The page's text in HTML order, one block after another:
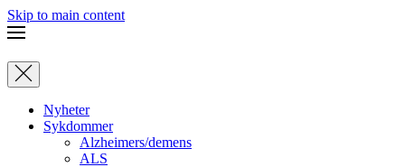
Skip to main content
Nyheter
Sykdommer
Alzheimers/demens
ALS